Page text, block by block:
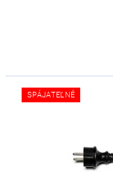
SPÁJATEĽNÉ